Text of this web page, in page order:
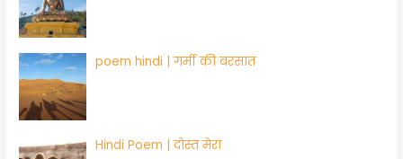
poem hindi | गर्मी की बरसात
Hindi Poem | ​दोस्त मेरा